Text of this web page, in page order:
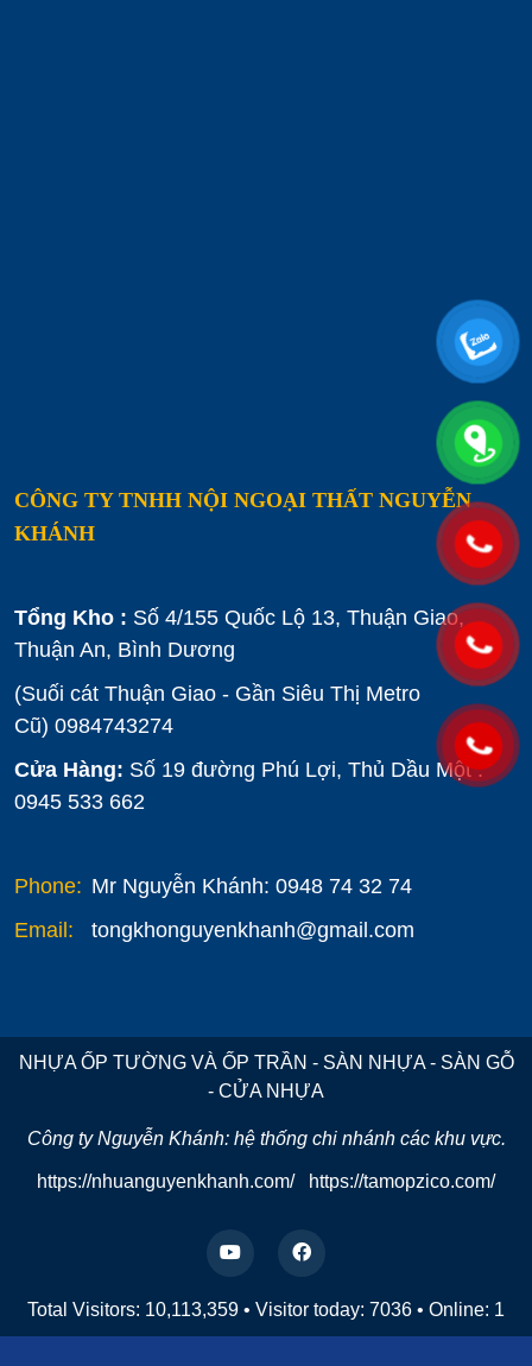
CÔNG TY TNHH NỘI NGOẠI THẤT NGUYỄN
KHÁNH
Tổng Kho : Số 4/155 Quốc Lộ 13, Thuận Giao,
Thuận An, Bình Dương
(Suối cát Thuận Giao - Gần Siêu Thị Metro
Cũ) 0984743274
Cửa Hàng: Số 19 đường Phú Lợi, Thủ Dầu Một :
0945 533 662
Phone: Mr Nguyễn Khánh: 0948 74 32 74
Email:
tongkhonguyenkhanh@gmail.com
NHỰA ỐP TƯỜNG VÀ ỐP TRẦN - SÀN NHỰA - SÀN GỖ
- CỬA NHỰA
Công ty Nguyễn Khánh: hệ thống chi nhánh các khu vực.
https://nhuanguyenkhanh.com/ https://tamopzico.com/
Total Visitors: 10,113,359 • Visitor today: 7036 • Online: 1